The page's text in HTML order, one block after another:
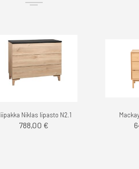
Niklas lipasto N2.1
788,00 €